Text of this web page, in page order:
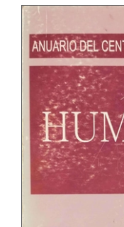
Barra
lateral
del
artículo